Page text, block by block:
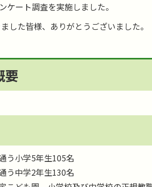
ケート調査を実施しました。
した皆様、ありがとうございました。
要
う小学5年生105名
う中学2年生130名